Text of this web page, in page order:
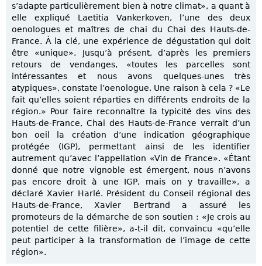
s’adapte particulièrement bien à notre climat», a quant à
elle expliqué Laetitia Vankerkoven, l’une des deux
oenologues et maîtres de chai du Chai des Hauts-de-
France. À la clé, une expérience de dégustation qui doit
être «unique». Jusqu’à présent, d’après les premiers
retours de vendanges, «toutes les parcelles sont
intéressantes et nous avons quelques-unes très
atypiques», constate l’oenologue. Une raison à cela ? «Le
fait qu’elles soient réparties en différents endroits de la
région.» Pour faire reconnaître la typicité des vins des
Hauts-de-France, Chai des Hauts-de-France verrait d’un
bon oeil la création d’une indication géographique
protégée (IGP), permettant ainsi de les identifier
autrement qu’avec l’appellation «Vin de France». «Étant
donné que notre vignoble est émergent, nous n’avons
pas encore droit à une IGP, mais on y travaille», a
déclaré Xavier Harlé. Président du Conseil régional des
Hauts-de-France, Xavier Bertrand a assuré les
promoteurs de la démarche de son soutien : «Je crois au
potentiel de cette filière», a-t-il dit, convaincu «qu’elle
peut participer à la transformation de l’image de cette
région».